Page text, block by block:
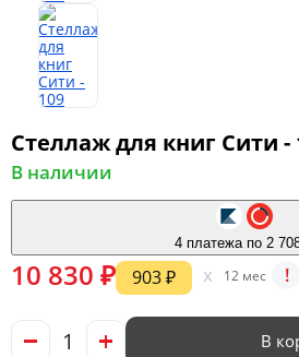
Шкафы
Детская
Прихожая
Стеллаж для книг Сити -
В наличии
4 платежа по 2
10 830 ₽ 903 ₽ x 12 мес !
В